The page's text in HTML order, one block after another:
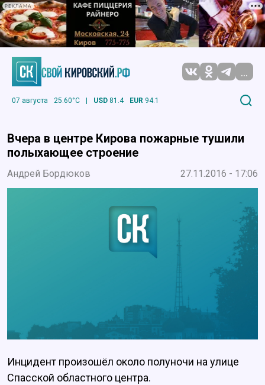
РЕКЛАМА
...
07 августа 25.60°C | USD 81.4 EUR 94.1
Вчера в центре Кирова пожарные тушили
полыхающее строение
Андрей Бордюков 27.11.2016 - 17:06
Инцидент произошёл около полуночи на улице
Спасской областного центра.